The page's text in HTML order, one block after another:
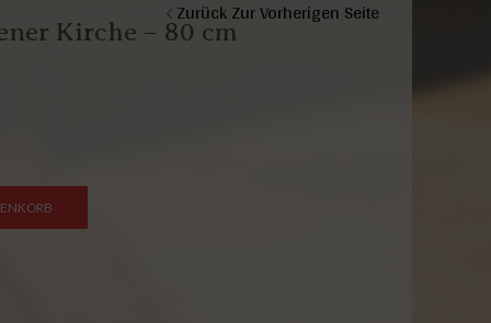
Zurück Zur Vorherigen Seite
Kirche – 80 cm